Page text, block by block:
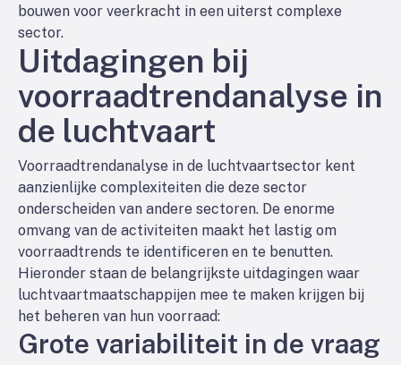
bouwen voor veerkracht in een uiterst complexe
sector.
Uitdagingen bij
voorraadtrendanalyse in
de luchtvaart
Voorraadtrendanalyse in de luchtvaartsector kent
aanzienlijke complexiteiten die deze sector
onderscheiden van andere sectoren. De enorme
omvang van de activiteiten maakt het lastig om
voorraadtrends te identificeren en te benutten.
Hieronder staan de belangrijkste uitdagingen waar
luchtvaartmaatschappijen mee te maken krijgen bij
het beheren van hun voorraad:
Grote variabiliteit in de vraag